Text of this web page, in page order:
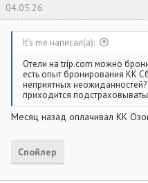
04.05.26
It's me написал(а):
Отели на trip.com можно
есть опыт бронирования КК
неприятных
приходится
Месяц назад оплачивал КК
Спойлер